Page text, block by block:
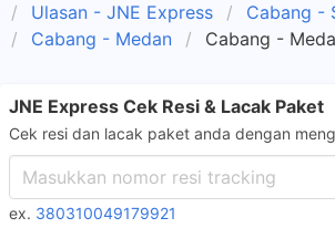
Ulasan - JNE Express
Cabang -
Cabang - Medan
Cabang -
JNE Express Cek Resi & Lacak Paket
Cek resi dan lacak paket anda dengan
ex. 380310049179921